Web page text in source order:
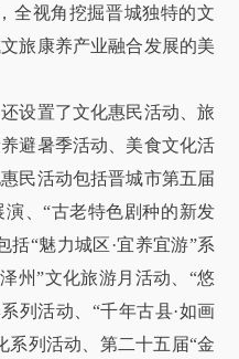
全视角挖掘晋城独特的文
旅康养产业融合发展的美
置了文化惠民活动、旅
避暑季活动、美食文化活
民活动包括晋城市第五届
、“古老特色剧种的新发
括“魅力城区·宜养宜游”系
州”文化旅游月活动、“悠
列活动、“千年古县·如画
系列活动、第二十五届“金